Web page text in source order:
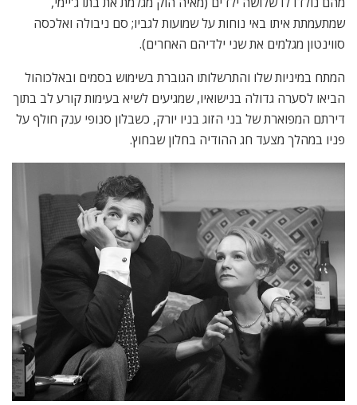
שמתעמתת איתו באי נוחות על שמועות לגביו; סם ניבולה ואלכסה
סווינטון מגלמים את שני ילדיהם האחרים).
המתח במיניות שלו והתרשלותו הגוברת בשימוש בסמים ובאלכוהול
הביאו לסערה גדולה בנישואיו, שמגיעים לשיא בעימות קורע לב בתוך
דירתם המפוארת של בני הזוג בניו יורק, כשבלון סנופי ענק חולף על
פניו במהלך מצעד חג ההודיה בחלון שבחוץ.